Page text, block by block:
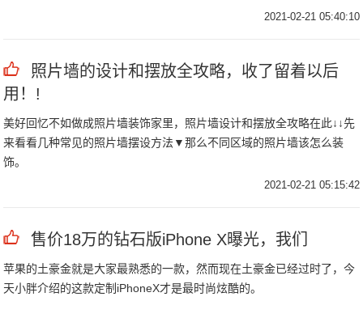
2021-02-21 05:40:10
照片墙的设计和摆放全攻略，收了留着以后
用！!
美好回忆不如做成照片墙装饰家里，照片墙设计和摆放全攻略在此↓↓先
来看看几种常见的照片墙摆设方法▼那么不同区域的照片墙该怎么装
饰。
2021-02-21 05:15:42
售价18万的钻石版iPhone X曝光，我们
苹果的土豪金就是大家最熟悉的一款，然而现在土豪金已经过时了，今
天小胖介绍的这款定制iPhoneX才是最时尚炫酷的。